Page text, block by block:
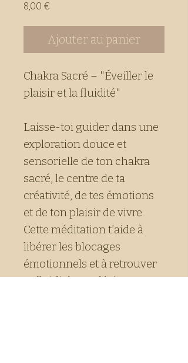
8,00 €
Ajouter au panier
Chakra Sacré – "Éveiller le
plaisir et la fluidité"
Laisse-toi guider dans une
exploration douce et
sensorielle de ton chakra
sacré, le centre de ta
créativité, de tes émotions
et de ton plaisir de vivre.
Cette méditation t’aide à
libérer les blocages
émotionnels et à retrouver
ta fluidité, ton désir, ta